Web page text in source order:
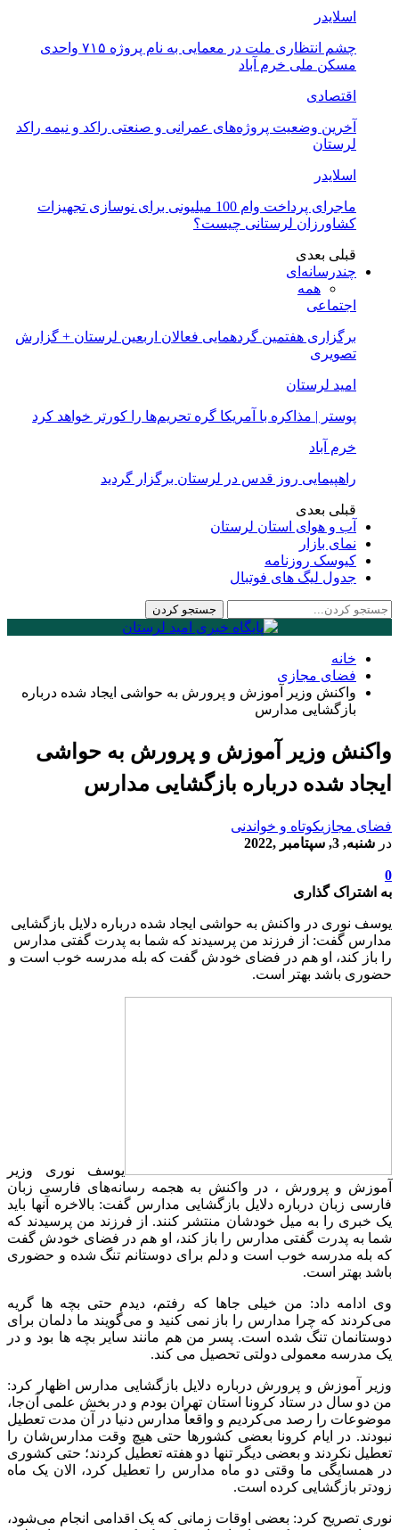
اسلایدر
چشم انتظاری ملت در معمایی به نام پروژه ۷۱۵ واحدی
مسکن ملی خرم آباد
اقتصادی
آخرین وضعیت پروژه‌های عمرانی و صنعتی راکد و نیمه راکد
لرستان
اسلایدر
ماجرای پرداخت وام 100 میلیونی برای نوسازی تجهیزات
کشاورزان لرستانی چیست؟
قبلی بعدی
چندرسانه‌ای
همه
اجتماعی
برگزاری هفتمین گردهمایی فعالان اربعین لرستان + گزارش
تصویری
امید لرستان
پوستر | مذاکره با آمریکا گره تحریم‌ها را کورتر خواهد کرد
خرم آباد
راهپیمایی روز قدس در لرستان برگزار گردید
قبلی بعدی
آب و هوای استان لرستان
نمای بازار
کیوسک روزنامه
جدول لیگ های فوتبال
خانه
فضای مجازی
واکنش وزیر آموزش و پرورش به حواشی ایجاد شده درباره
بازگشایی مدارس
واکنش وزیر آموزش و پرورش به حواشی
ایجاد شده درباره بازگشایی مدارس
فضای مجازیکوتاه و خواندنی
در شنبه, 3, سپتامبر ,2022
0
به اشتراک گذاری
یوسف نوری در واکنش به حواشی ایجاد شده درباره دلایل بازگشایی
مدارس گفت: از فرزند من پرسیدند که شما به پدرت گفتی مدارس
را باز کند، او هم در فضای خودش گفت که بله مدرسه خوب است و
حضوری باشد بهتر است.
یوسف نوری وزیر
آموزش و پرورش ، در واکنش به هجمه رسانه‌های فارسی زبان
فارسی زبان درباره دلایل بازگشایی مدارس گفت: بالاخره آنها باید
یک خبری را به میل خودشان منتشر کنند. از فرزند من پرسیدند که
شما به پدرت گفتی مدارس را باز کند، او هم در فضای خودش گفت
که بله مدرسه خوب است و دلم برای دوستانم تنگ شده و حضوری
باشد بهتر است.
وی ادامه داد: من خیلی جاها که رفتم، دیدم حتی بچه ها گریه
می‌کردند که چرا مدارس را باز نمی کنید و می‌گویند ما دلمان برای
دوستانمان تنگ شده است. پسر من هم مانند سایر بچه ها بود و در
یک مدرسه معمولی دولتی تحصیل می کند.
وزیر آموزش و پرورش درباره دلایل بازگشایی مدارس اظهار کرد:
من دو سال در ستاد کرونا استان تهران بودم و در بخش علمی آن‌جا،
موضوعات را رصد می‌کردیم و واقعاً مدارس دنیا در آن مدت تعطیل
نبودند. در ایام کرونا بعضی کشورها حتی هیچ وقت مدارس‌شان را
تعطیل نکردند و بعضی دیگر تنها دو هفته تعطیل کردند؛ حتی کشوری
در همسایگی ما وقتی دو ماه مدارس را تعطیل کرد، الان یک ماه
زودتر بازگشایی کرده است.
نوری تصریح کرد: بعضی اوقات زمانی که یک اقدامی انجام می‌شود،